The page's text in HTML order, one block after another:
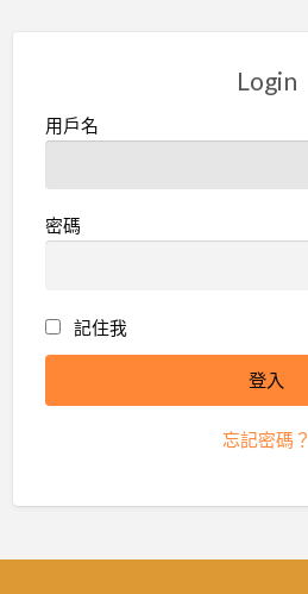
Login
用戶名
密碼
記住我
忘記密碼？